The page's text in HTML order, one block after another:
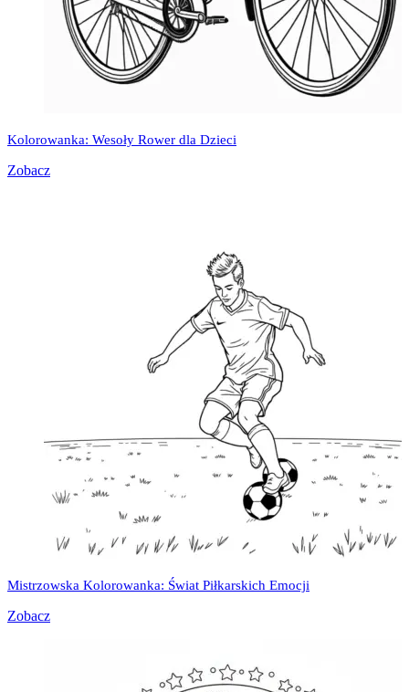
Kolorowanka: Wesoły Rower dla Dzieci
Zobacz
Mistrzowska Kolorowanka: Świat Piłkarskich Emocji
Zobacz